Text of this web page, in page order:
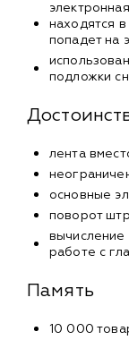
находятся
попадет на
подложки
лента
основные
поворот
вычисление
работе с
Память
10 000